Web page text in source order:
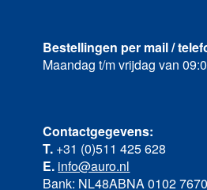
Bestellingen per mail /
Maandag t/m vrijdag van
Contactgegevens:
T. +31 (0)511 425 628
E. info@auro.nl
Bank: NL48ABNA 0102